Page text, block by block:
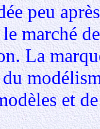
peu
marché
La
du
et